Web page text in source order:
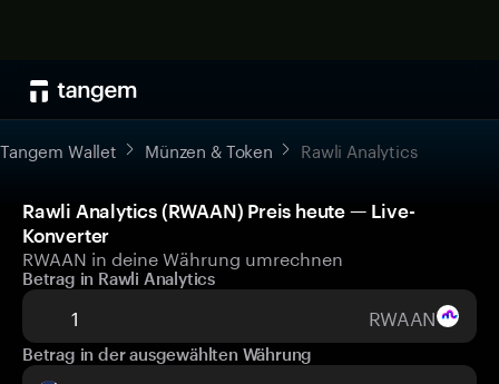
Tangem Wallet Münzen & Token Rawli Analytics
Rawli Analytics (RWAAN) Preis heute — Live-
Konverter
RWAAN in deine Währung umrechnen
Betrag in Rawli Analytics
RWAAN
Betrag in der ausgewählten Währung